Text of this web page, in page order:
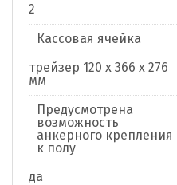
2
Кассовая ячейка
трейзер 120 x 366 x 276
мм
Предусмотрена
возможность
анкерного крепления
к полу
да